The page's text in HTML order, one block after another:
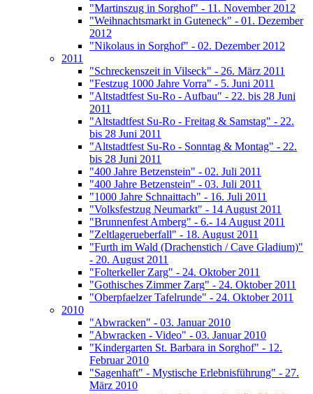
"Martinszug in Sorghof" - 11. November 2012
"Weihnachtsmarkt in Guteneck" - 01. Dezember
2012
"Nikolaus in Sorghof" - 02. Dezember 2012
2011
"Schreckenszeit in Vilseck" - 26. März 2011
"Festzug 1000 Jahre Vorra" - 5. Juni 2011
"Altstadtfest Su-Ro - Aufbau" - 22. bis 28 Juni
2011
"Altstadtfest Su-Ro - Freitag & Samstag" - 22.
bis 28 Juni 2011
"Altstadtfest Su-Ro - Sonntag & Montag" - 22.
bis 28 Juni 2011
"400 Jahre Betzenstein" - 02. Juli 2011
"400 Jahre Betzenstein" - 03. Juli 2011
"1000 Jahre Schnaittach" - 16. Juli 2011
"Volksfestzug Neumarkt" - 14 August 2011
"Brunnenfest Amberg" - 6.- 14 August 2011
"Zeltlagerueberfall" - 18. August 2011
"Furth im Wald (Drachenstich / Cave Gladium)"
- 20. August 2011
"Folterkeller Zarg" - 24. Oktober 2011
"Gothisches Zimmer Zarg" - 24. Oktober 2011
"Oberpfaelzer Tafelrunde" - 24. Oktober 2011
2010
"Abwracken" - 03. Januar 2010
"Abwracken - Video" - 03. Januar 2010
"Kindergarten St. Barbara in Sorghof" - 12.
Februar 2010
"Sagenhaft" - Mystische Erlebnisführung" - 27.
März 2010